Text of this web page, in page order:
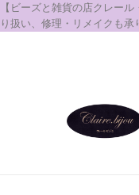
【ビーズと雑貨の店クレー
り扱い、修理・リメイクも承